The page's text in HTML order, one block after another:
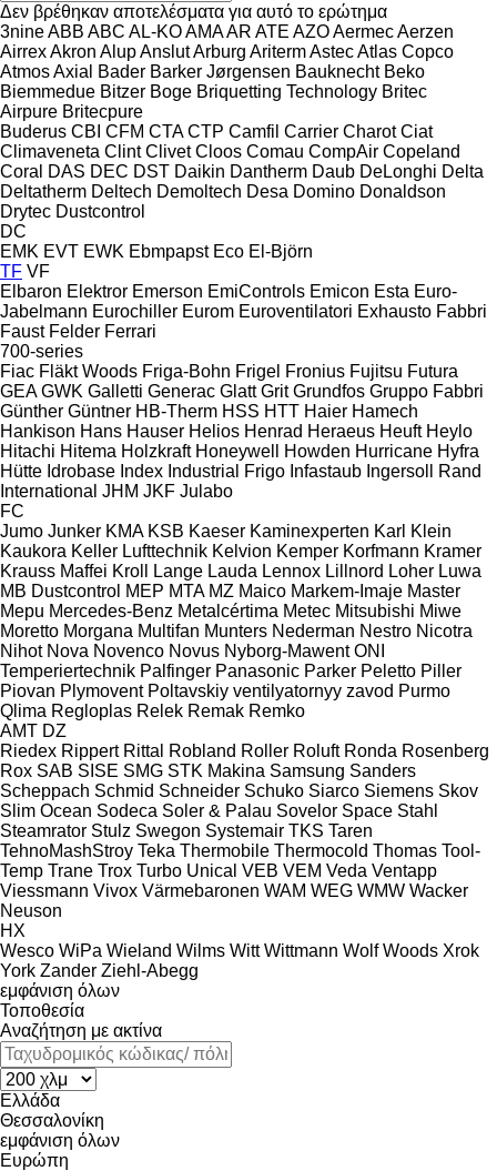
Δεν βρέθηκαν αποτελέσματα για αυτό το ερώτημα
3nineABB ABC AL-KOAMAAR ATE AZOAermecAerzen
AirrexAkron AlupAnslutArburg AritermAstecAtlas Copco
AtmosAxial Bader Barker Jørgensen Bauknecht Beko
Biemmedue Bitzer Boge Briquetting Technology Britec
Airpure Britecpure
Buderus CBI CFM CTA CTP Camfil Carrier Charot Ciat
Climaveneta Clint Clivet Cloos Comau CompAir Copeland
Coral
DAS DEC DST Daikin Dantherm Daub DeLonghi Delta
Deltatherm Deltech Demoltech Desa Domino Donaldson
Drytec Dustcontrol
DC
EMK EVT EWK Ebmpapst Eco El-Björn
TF VF
Elbaron Elektror Emerson EmiControls Emicon Esta Euro-
Jabelmann Eurochiller Eurom Euroventilatori Exhausto Fabbri
Faust Felder Ferrari
700-series
Fiac Fläkt Woods Friga-Bohn Frigel Fronius Fujitsu Futura
GEA GWK Galletti Generac Glatt Grit Grundfos Gruppo Fabbri
Günther Güntner HB‑Therm HSS HTT Haier Hamech
Hankison Hans Hauser Helios Henrad Heraeus Heuft Heylo
Hitachi Hitema Holzkraft Honeywell Howden Hurricane Hyfra
Hütte Idrobase Index Industrial Frigo Infastaub Ingersoll Rand
International JHM JKF Julabo
FC
Jumo Junker KMA KSB Kaeser Kaminexperten Karl Klein
Kaukora Keller Lufttechnik Kelvion Kemper Korfmann Kramer
Krauss Maffei Kroll Lange Lauda Lennox Lillnord Loher Luwa
MB Dustcontrol MEP MTA MZ Maico Markem-Imaje Master
Mepu Mercedes-Benz Metalcértima Metec Mitsubishi Miwe
Moretto Morgana Multifan Munters Nederman Nestro Nicotra
Nihot Nova Novenco Novus Nyborg-Mawent ONI
Temperiertechnik Palfinger Panasonic Parker Peletto Piller
Piovan Plymovent Poltavskiy ventilyatornyy zavod Purmo
Qlima Regloplas Relek Remak Remko
AMT DZ
Riedex Rippert Rittal Robland Roller Roluft Ronda Rosenberg
Rox SAB SISE SMG STK Makina Samsung Sanders
Scheppach Schmid Schneider Schuko Siarco Siemens Skov
Slim Ocean Sodeca Soler & Palau Sovelor Space Stahl
Steamrator Stulz Swegon Systemair TKS Taren
TehnoMashStroy Teka Thermobile Thermocold Thomas Tool-
Temp Trane Trox Turbo Unical VEB VEM Veda Ventapp
Viessmann Vivox Värmebaronen WAM WEG WMW Wacker
Neuson
HX
Wesco WiPa Wieland Wilms Witt Wittmann Wolf Woods Xrok
York Zander Ziehl-Abegg
εμφάνιση όλων
Τοποθεσία
Αναζήτηση με ακτίνα
Ελλάδα
Θεσσαλονίκη
εμφάνιση όλων
Ευρώπη